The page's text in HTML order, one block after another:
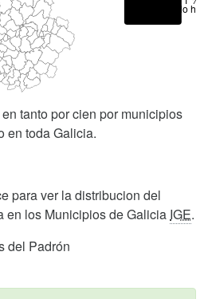
No hay
tanto por cien por municipios
en toda Galicia.
para ver la distribucion del
en los Municipios de Galicia IGE.
del Padrón